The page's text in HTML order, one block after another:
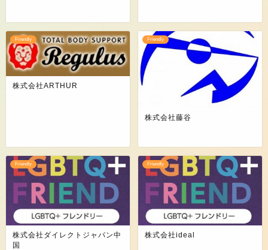
Friendly
株式会社ARTHUR
Friendly
株式会社藤谷
Friendly
株式会社ダイレクトジャパン中
国
Friendly
株式会社ideal